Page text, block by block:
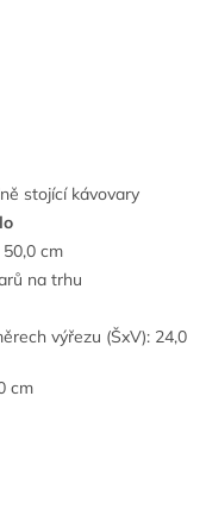
stojící kávovary
cm
na trhu
výřezu (ŠxV): 24,0
cm